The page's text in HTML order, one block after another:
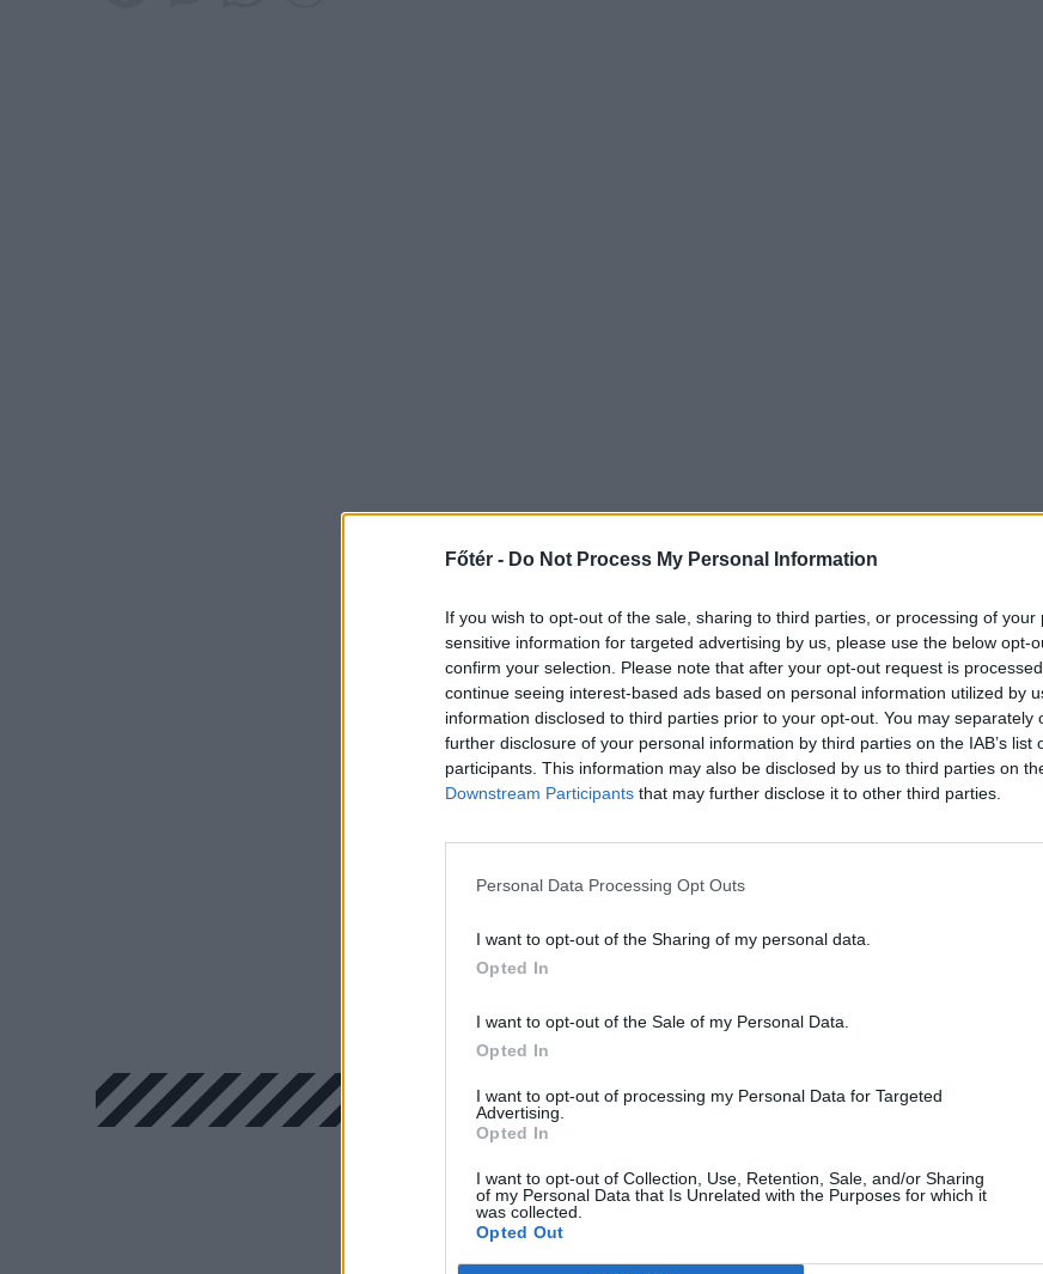
Főtér - Do Not Process My Personal Information
If you wish to opt-out of the sale, sharing to third parties, or processing of your
sensitive information for targeted advertising by us, please use the below opt-
confirm your selection. Please note that after your opt-out request is
continue seeing interest-based ads based on personal information utilized by
information disclosed to third parties prior to your opt-out. You may separately
further disclosure of your personal information by third parties on the IAB’s list
participants. This information may also be disclosed by us to third parties on
Downstream Participants that may further disclose it to other third parties.
Personal Data Processing Opt Outs
I want to opt-out of the Sharing of my personal data.
Opted In
I want to opt-out of the Sale of my Personal Data.
Opted In
I want to opt-out of processing my Personal Data for Targeted
Advertising.
Opted In
I want to opt-out of Collection, Use, Retention, Sale, and/or Sharing
of my Personal Data that Is Unrelated with the Purposes for which it
was collected.
Opted Out